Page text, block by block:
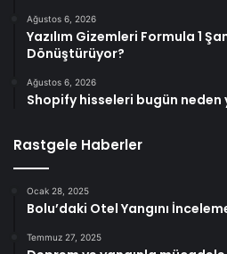
Ağustos 6, 2026
Yazılım Gizemleri Formula 1
Dönüştürüyor?
Ağustos 6, 2026
Shopify hisseleri bugün neden
Rastgele Haberler
Ocak 28, 2025
Bolu’daki Otel Yangını
Temmuz 27, 2025